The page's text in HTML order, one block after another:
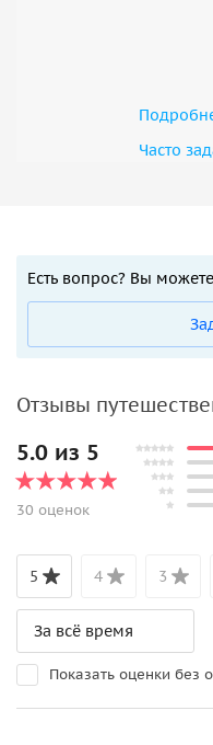
озера нас ждёт
пикник в окружении
Часто
Есть вопрос? Вы
Отзывы
5.0 из 5
30 оценок
5 4 3
Показать оценки без